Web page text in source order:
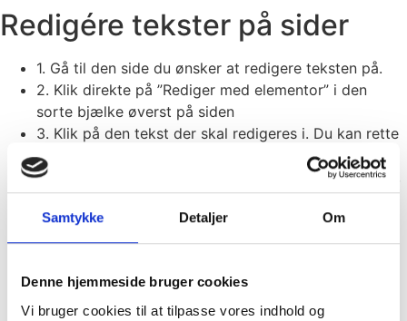
Samtykke Detaljer Om
Denne hjemmeside bruger cookies
Vi bruger cookies til at tilpasse vores indhold og
Redigére tekster på sider
1. Gå til den side du ønsker at redigere teksten på.
2. Klik direkte på ”Rediger med elementor” i den
sorte bjælke øverst på siden
3. Klik på den tekst der skal redigeres i. Du kan rette
direkte i teksten, eller
4. redigere i teksten i redigeringspanel i venstre side,
der åbnes når du klikker.
5. Rediger
6. Klik på ”OPDATER” i bunden af siden, lige under
Klik nu på det lille ”Øje” lidt til venstre for
opdateringsknappen, og du er tilbage på forsiden.